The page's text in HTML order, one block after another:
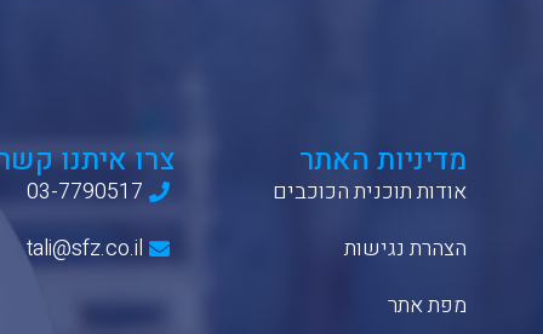
מדיניות האתר
אודות תוכנית הכוכבים
הצהרת נגישות
מפת אתר
צרו איתנו
03-7790517
tali@sfz.co.il